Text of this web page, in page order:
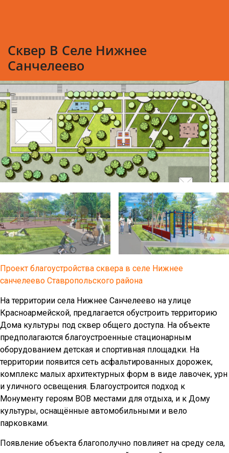
Сквер В Селе Нижнее
Санчелеево
Проект благоустройства сквера в селе Нижнее
санчелеево Ставропольского района
На территории села Нижнее Санчелеево на улице
Красноармейской, предлагается обустроить территорию
Дома культуры под сквер общего доступа. На объекте
предполагаются благоустроенные стационарным
оборудованием детская и спортивная площадки. На
территории появится сеть асфальтированных дорожек,
комплекс малых архитектурных форм в виде лавочек, урн
и уличного освещения. Благоустроится подход к
Монументу героям ВОВ местами для отдыха, и к Дому
культуры, оснащённые автомобильными и вело
парковками.
Появление объекта благополучно повлияет на среду села,